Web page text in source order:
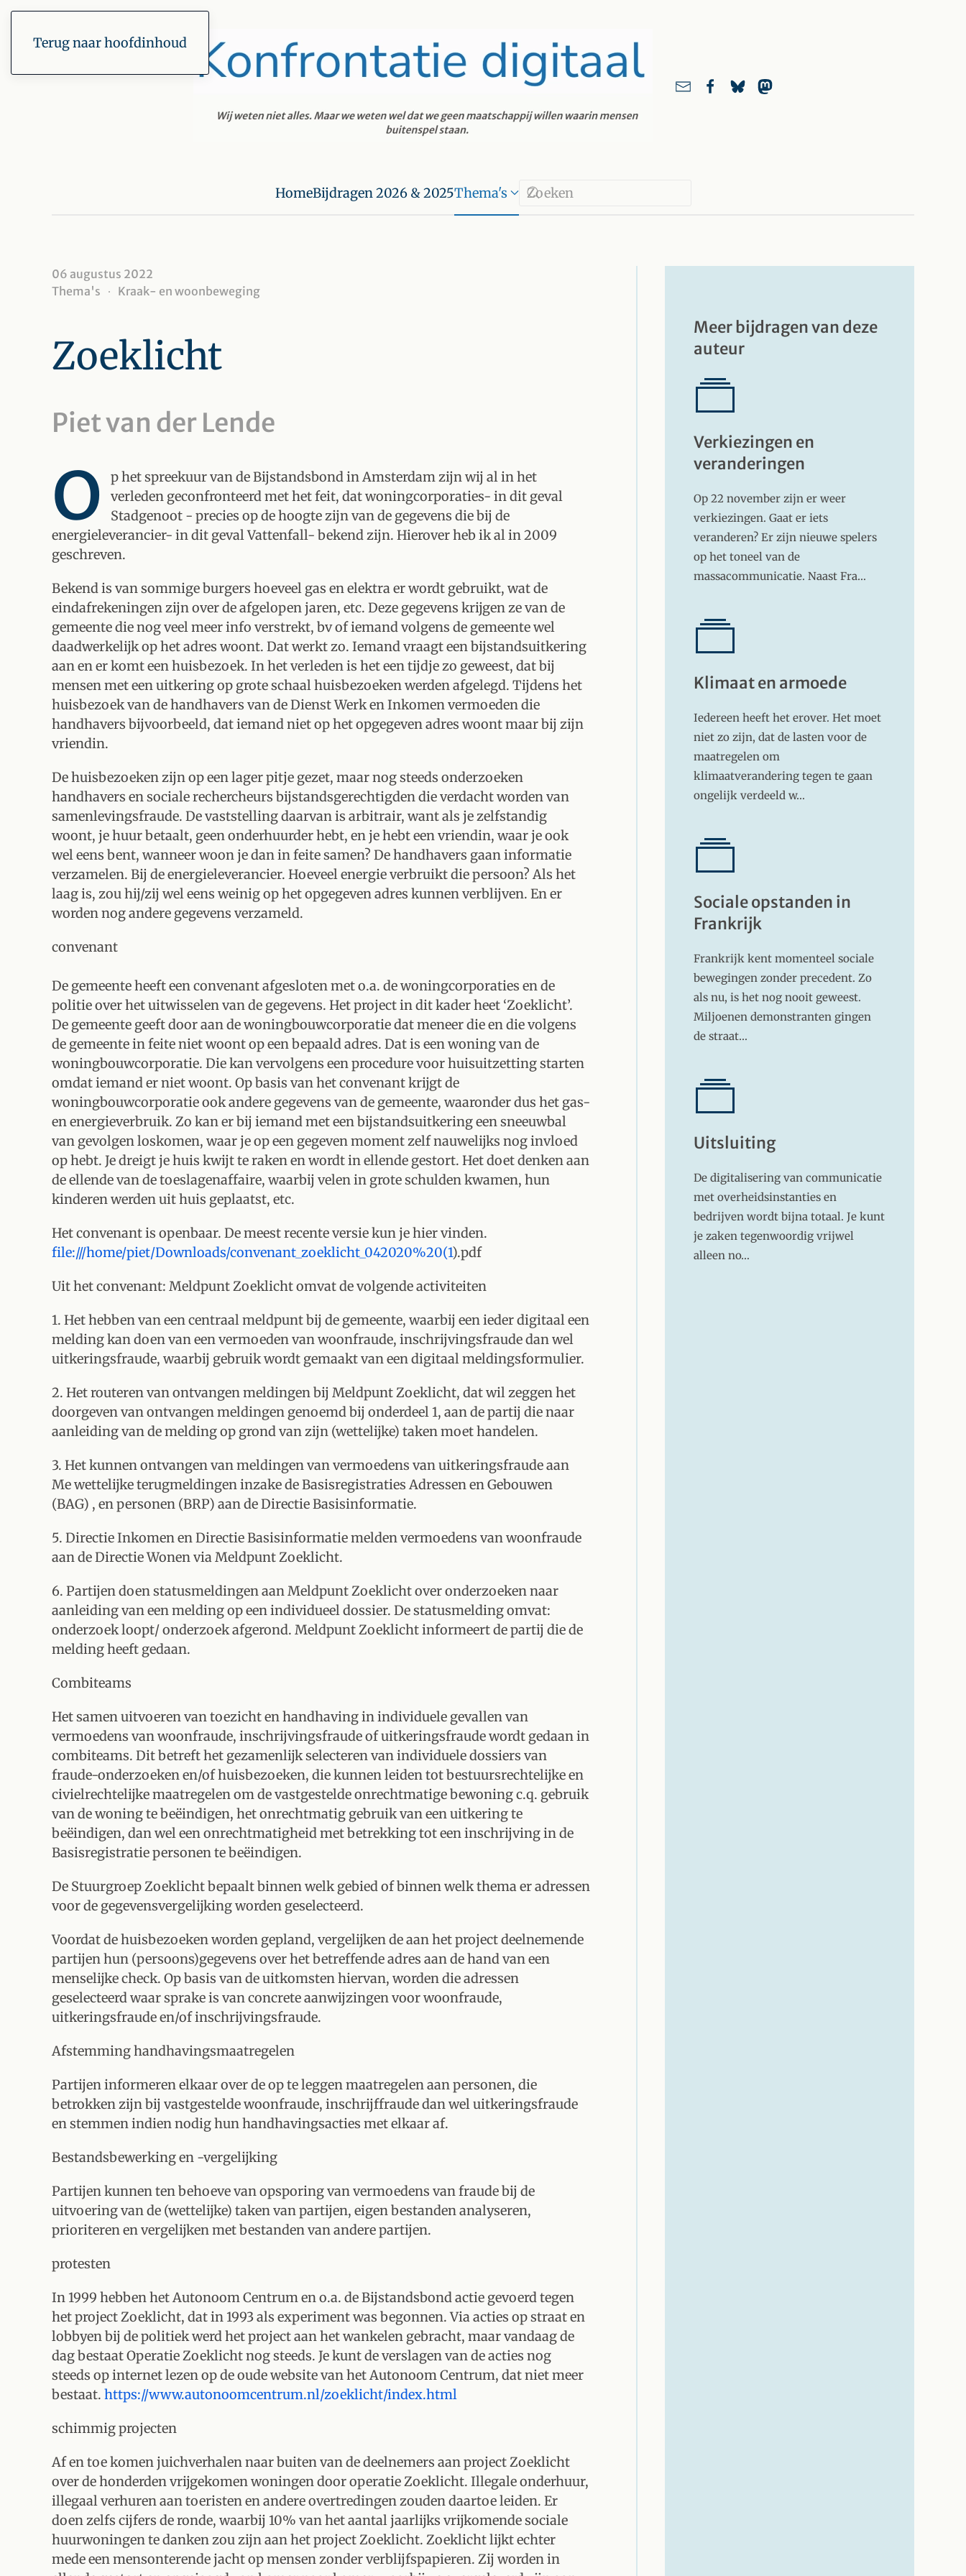
Terug naar hoofdinhoud
HomeBijdragen 2026 & 2025Thema's
06 augustus 2022
Thema's
Kraak- en woonbeweging
Zoeklicht
Piet van der Lende
O
p het spreekuur van de Bijstandsbond in Amsterdam zijn wij al in het
verleden geconfronteerd met het feit, dat woningcorporaties- in dit geval
Stadgenoot - precies op de hoogte zijn van de gegevens die bij de
energieleverancier- in dit geval Vattenfall- bekend zijn. Hierover heb ik al in 2009
geschreven.
Bekend is van sommige burgers hoeveel gas en elektra er wordt gebruikt, wat de
eindafrekeningen zijn over de afgelopen jaren, etc. Deze gegevens krijgen ze van de
gemeente die nog veel meer info verstrekt, bv of iemand volgens de gemeente wel
daadwerkelijk op het adres woont. Dat werkt zo. Iemand vraagt een bijstandsuitkering
aan en er komt een huisbezoek. In het verleden is het een tijdje zo geweest, dat bij
mensen met een uitkering op grote schaal huisbezoeken werden afgelegd. Tijdens het
huisbezoek van de handhavers van de Dienst Werk en Inkomen vermoeden die
handhavers bijvoorbeeld, dat iemand niet op het opgegeven adres woont maar bij zijn
vriendin.
De huisbezoeken zijn op een lager pitje gezet, maar nog steeds onderzoeken
handhavers en sociale rechercheurs bijstandsgerechtigden die verdacht worden van
samenlevingsfraude. De vaststelling daarvan is arbitrair, want als je zelfstandig
woont, je huur betaalt, geen onderhuurder hebt, en je hebt een vriendin, waar je ook
wel eens bent, wanneer woon je dan in feite samen? De handhavers gaan informatie
verzamelen. Bij de energieleverancier. Hoeveel energie verbruikt die persoon? Als het
laag is, zou hij/zij wel eens weinig op het opgegeven adres kunnen verblijven. En er
worden nog andere gegevens verzameld.
convenant
De gemeente heeft een convenant afgesloten met o.a. de woningcorporaties en de
politie over het uitwisselen van de gegevens. Het project in dit kader heet ‘Zoeklicht’.
De gemeente geeft door aan de woningbouwcorporatie dat meneer die en die volgens
de gemeente in feite niet woont op een bepaald adres. Dat is een woning van de
woningbouwcorporatie. Die kan vervolgens een procedure voor huisuitzetting starten
omdat iemand er niet woont. Op basis van het convenant krijgt de
woningbouwcorporatie ook andere gegevens van de gemeente, waaronder dus het gas-
en energieverbruik. Zo kan er bij iemand met een bijstandsuitkering een sneeuwbal
van gevolgen loskomen, waar je op een gegeven moment zelf nauwelijks nog invloed
op hebt. Je dreigt je huis kwijt te raken en wordt in ellende gestort. Het doet denken aan
de ellende van de toeslagenaffaire, waarbij velen in grote schulden kwamen, hun
kinderen werden uit huis geplaatst, etc.
Het convenant is openbaar. De meest recente versie kun je hier vinden.
file:///home/piet/Downloads/convenant_zoeklicht_042020%20(1).pdf
Uit het convenant: Meldpunt Zoeklicht omvat de volgende activiteiten
1. Het hebben van een centraal meldpunt bij de gemeente, waarbij een ieder digitaal een
melding kan doen van een vermoeden van woonfraude, inschrijvingsfraude dan wel
uitkeringsfraude, waarbij gebruik wordt gemaakt van een digitaal meldingsformulier.
2. Het routeren van ontvangen meldingen bij Meldpunt Zoeklicht, dat wil zeggen het
doorgeven van ontvangen meldingen genoemd bij onderdeel 1, aan de partij die naar
aanleiding van de melding op grond van zijn (wettelijke) taken moet handelen.
3. Het kunnen ontvangen van meldingen van vermoedens van uitkeringsfraude aan
Me wettelijke terugmeldingen inzake de Basisregistraties Adressen en Gebouwen
(BAG) , en personen (BRP) aan de Directie Basisinformatie.
5. Directie Inkomen en Directie Basisinformatie melden vermoedens van woonfraude
aan de Directie Wonen via Meldpunt Zoeklicht.
6. Partijen doen statusmeldingen aan Meldpunt Zoeklicht over onderzoeken naar
aanleiding van een melding op een individueel dossier. De statusmelding omvat:
onderzoek loopt/ onderzoek afgerond. Meldpunt Zoeklicht informeert de partij die de
melding heeft gedaan.
Combiteams
Het samen uitvoeren van toezicht en handhaving in individuele gevallen van
vermoedens van woonfraude, inschrijvingsfraude of uitkeringsfraude wordt gedaan in
combiteams. Dit betreft het gezamenlijk selecteren van individuele dossiers van
fraude-onderzoeken en/of huisbezoeken, die kunnen leiden tot bestuursrechtelijke en
civielrechtelijke maatregelen om de vastgestelde onrechtmatige bewoning c.q. gebruik
van de woning te beëindigen, het onrechtmatig gebruik van een uitkering te
beëindigen, dan wel een onrechtmatigheid met betrekking tot een inschrijving in de
Basisregistratie personen te beëindigen.
De Stuurgroep Zoeklicht bepaalt binnen welk gebied of binnen welk thema er adressen
voor de gegevensvergelijking worden geselecteerd.
Voordat de huisbezoeken worden gepland, vergelijken de aan het project deelnemende
partijen hun (persoons)gegevens over het betreffende adres aan de hand van een
menselijke check. Op basis van de uitkomsten hiervan, worden die adressen
geselecteerd waar sprake is van concrete aanwijzingen voor woonfraude,
uitkeringsfraude en/of inschrijvingsfraude.
Afstemming handhavingsmaatregelen
Partijen informeren elkaar over de op te leggen maatregelen aan personen, die
betrokken zijn bij vastgestelde woonfraude, inschrijffraude dan wel uitkeringsfraude
en stemmen indien nodig hun handhavingsacties met elkaar af.
Bestandsbewerking en -vergelijking
Partijen kunnen ten behoeve van opsporing van vermoedens van fraude bij de
uitvoering van de (wettelijke) taken van partijen, eigen bestanden analyseren,
prioriteren en vergelijken met bestanden van andere partijen.
protesten
In 1999 hebben het Autonoom Centrum en o.a. de Bijstandsbond actie gevoerd tegen
het project Zoeklicht, dat in 1993 als experiment was begonnen. Via acties op straat en
lobbyen bij de politiek werd het project aan het wankelen gebracht, maar vandaag de
dag bestaat Operatie Zoeklicht nog steeds. Je kunt de verslagen van de acties nog
steeds op internet lezen op de oude website van het Autonoom Centrum, dat niet meer
bestaat. https://www.autonoomcentrum.nl/zoeklicht/index.html
schimmig projecten
Af en toe komen juichverhalen naar buiten van de deelnemers aan project Zoeklicht
over de honderden vrijgekomen woningen door operatie Zoeklicht. Illegale onderhuur,
illegaal verhuren aan toeristen en andere overtredingen zouden daartoe leiden. Er
doen zelfs cijfers de ronde, waarbij 10% van het aantal jaarlijks vrijkomende sociale
huurwoningen te danken zou zijn aan het project Zoeklicht. Zoeklicht lijkt echter
mede een mensonterende jacht op mensen zonder verblijfspapieren. Zij worden in
Meer bijdragen van deze
auteur
Verkiezingen en
veranderingen
Op 22 november zijn er weer
verkiezingen. Gaat er iets
veranderen? Er zijn nieuwe spelers
op het toneel van de
massacommunicatie. Naast Fra…
Klimaat en armoede
Iedereen heeft het erover. Het moet
niet zo zijn, dat de lasten voor de
maatregelen om
klimaatverandering tegen te gaan
ongelijk verdeeld w…
Sociale opstanden in
Frankrijk
Frankrijk kent momenteel sociale
bewegingen zonder precedent. Zo
als nu, is het nog nooit geweest.
Miljoenen demonstranten gingen
de straat…
Uitsluiting
De digitalisering van communicatie
met overheidsinstanties en
bedrijven wordt bijna totaal. Je kunt
je zaken tegenwoordig vrijwel
alleen no…